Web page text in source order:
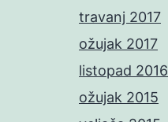
travanj 2017
ožujak 2017
listopad 2016
ožujak 2015